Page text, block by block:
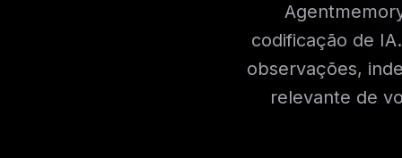
codificação de
observações,
relevante de